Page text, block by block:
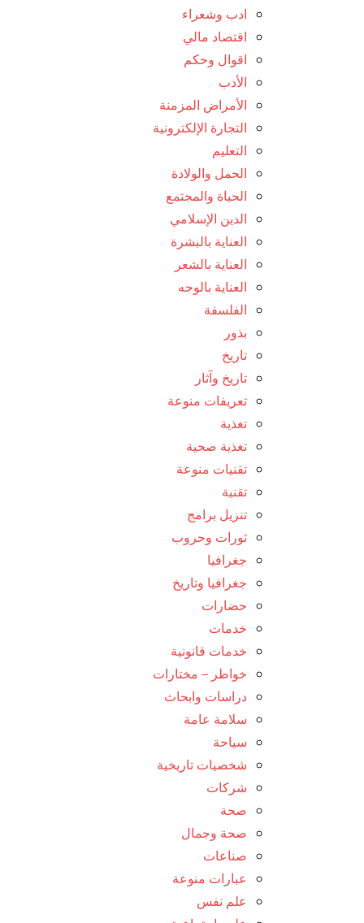
ادب وشعراء
اقتصاد مالي
اقوال وحكم
الأدب
الأمراض المزمنة
التجارة الإلكترونية
التعليم
الحمل والولادة
الحياة والمجتمع
الدين الإسلامي
العناية بالبشرة
العناية بالشعر
العناية بالوجه
الفلسفة
بذور
تاريخ
تاريخ وآثار
تعريفات منوعة
تغذية
تغذية صحية
تقنيات منوعة
تقنية
تنزيل برامج
ثورات وحروب
جغرافيا
جغرافيا وتاريخ
حضارات
خدمات
خدمات قانونية
خواطر – مختارات
دراسات وابحاث
سلامة عامة
سياحة
شخصيات تاريخية
شركات
صحة
صحة وجمال
صناعات
عبارات منوعة
علم نفس